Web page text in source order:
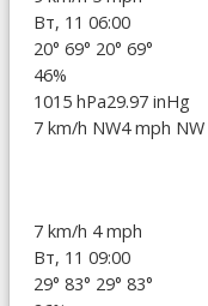
Вт, 11 06:00
20° 69° 20° 69°
46%
1015 hPa29.97 inHg
7 km/h NW4 mph NW
7 km/h 4 mph
Вт, 11 09:00
29° 83° 29° 83°